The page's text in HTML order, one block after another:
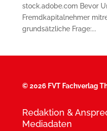
stock.adobe.com Bevor
Fremdkapitalnehmer
grundsätzliche Frage:...
©2026 FVT Fachverlag
Redaktion &
Mediadaten